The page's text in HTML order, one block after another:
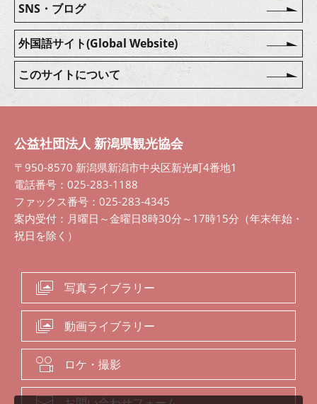
SNS・ブログ
外国語サイト(Global Website)
このサイトについて
公益社団法人 新潟県観光協会
〒950-8570 新潟県新潟市中央区新光町4番地1
電話番号：025-283-1188
ファックス番号：025-283-4345
案内受付：月曜日～金曜日8時30分～17時15分（年末年始・
祝日を除く）
写真ライブラリー
動画ライブラリー
ロケ・撮影